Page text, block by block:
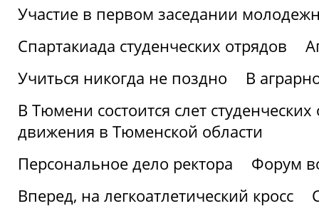
Участие в первом заседании
Спартакиада студенческих отрядов
Учиться никогда не поздно
В
В Тюмени состоится слет
движения в Тюменской области
Персональное дело ректора
Форум
Вперед, на легкоатлетический кросс